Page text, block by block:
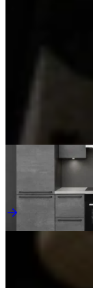
op het aanrecht en
is energiezuinig,
Kom langs en
Een afspraak is
wensen. Met
Ontdek
Actie Keuken Evy
€ 4.995,-
Direct leverbaar